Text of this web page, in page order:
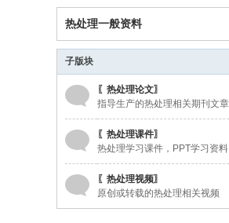
热
处
理
热处理一般资料
子版块
〖热处理论文〗
指导生产的热处理相关期刊文章
〖热处理课件〗
热处理学习课件，PPT学习资料
〖热处理视频〗
原创或转载的热处理相关视频